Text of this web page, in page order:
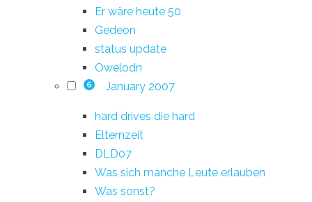
Er wäre heute 50
Gedeon
status update
Owelodn
6 January 2007
hard drives die hard
Elternzeit
DLD07
Was sich manche Leute erlauben
Was sonst?